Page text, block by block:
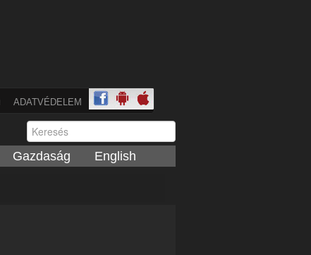
ADATVÉDELEM
Gazdaság English